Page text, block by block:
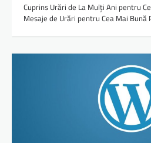
Cuprins Urări de La Mulți Ani pentru
Mesaje de Urări pentru Cea Mai